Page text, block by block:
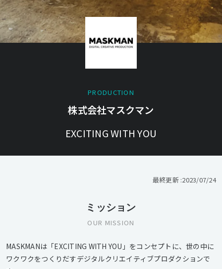
PRODUCTION
株式会社マスクマン
EXCITING WITH YOU
最終更新 :2023/07/24
ミッション
OUR MISSION
MASKMANは「EXCITING WITH YOU」をコンセプトに、世の中に
ワクワクをつくりだすデジタルクリエイティブプロダクションで